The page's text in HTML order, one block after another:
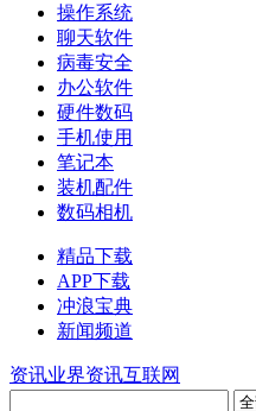
操作系统
聊天软件
病毒安全
办公软件
硬件数码
手机使用
笔记本
装机配件
数码相机
精品下载
APP下载
冲浪宝典
新闻频道
资讯业界资讯互联网